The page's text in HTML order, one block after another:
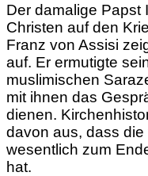
Der damalige Papst
Christen auf den
Franz von Assisi
auf. Er ermutigte
muslimischen
mit ihnen das
dienen.
davon aus, dass
wesentlich zum
hat.